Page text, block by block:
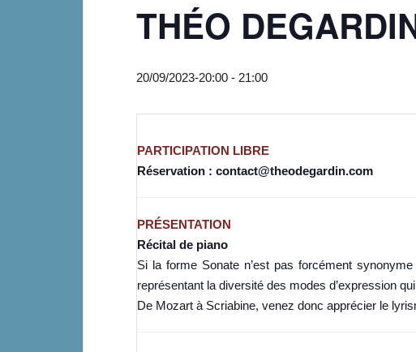
THÉO
20/09/2023-20:00 - 21:00
PARTICIPATION LIBRE
Réservation : contact@theodegardin.com
PRÉSENTATION
Récital de piano
Si la forme Sonate n’est pas forcément
représentant la diversité des modes d’expression
De Mozart à Scriabine, venez donc apprécier le